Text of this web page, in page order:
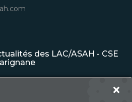
des LAC/ASAH - CSE